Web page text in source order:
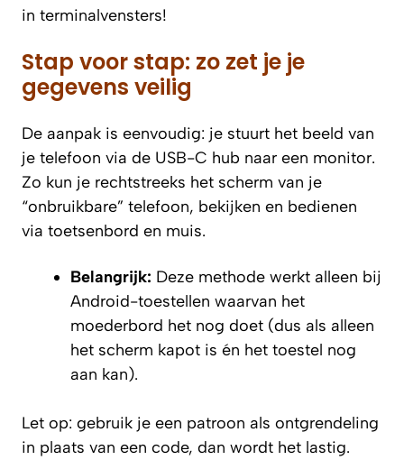
in terminalvensters!
Stap voor stap: zo zet je je
gegevens veilig
De aanpak is eenvoudig: je stuurt het beeld van
je telefoon via de USB-C hub naar een monitor.
Zo kun je rechtstreeks het scherm van je
“onbruikbare” telefoon, bekijken en bedienen
via toetsenbord en muis.
Belangrijk: Deze methode werkt alleen bij
Android-toestellen waarvan het
moederbord het nog doet (dus als alleen
het scherm kapot is én het toestel nog
aan kan).
Let op: gebruik je een patroon als ontgrendeling
in plaats van een code, dan wordt het lastig.